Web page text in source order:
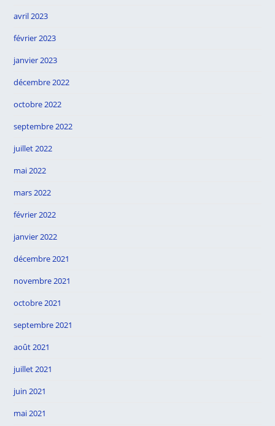
avril 2023
février 2023
janvier 2023
décembre 2022
octobre 2022
septembre 2022
juillet 2022
mai 2022
mars 2022
février 2022
janvier 2022
décembre 2021
novembre 2021
octobre 2021
septembre 2021
août 2021
juillet 2021
juin 2021
mai 2021